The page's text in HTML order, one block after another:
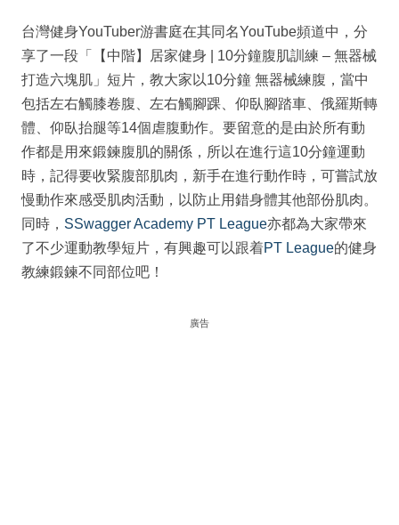
台灣健身YouTuber游書庭在其同名YouTube頻道中，分
享了一段「【中階】居家健身 | 10分鐘腹肌訓練 – 無器械
打造六塊肌」短片，教大家以10分鐘 無器械練腹，當中
包括左右觸膝卷腹、左右觸腳踝、仰臥腳踏車、俄羅斯轉
體、仰臥抬腿等14個虐腹動作。要留意的是由於所有動
作都是用來鍛鍊腹肌的關係，所以在進行這10分鐘運動
時，記得要收緊腹部肌肉，新手在進行動作時，可嘗試放
慢動作來感受肌肉活動，以防止用錯身體其他部份肌肉。
同時， SSwagger Academy PT League亦都為大家帶來
了不少運動教學短片，有興趣可以跟着PT League的健身
教練鍛鍊不同部位吧！
廣告